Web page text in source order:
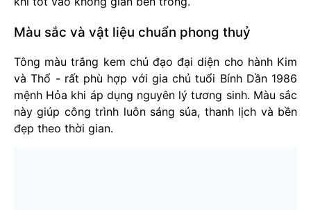
Màu sắc và vật liệu chuẩn phong thuỷ
Tông màu trắng kem chủ đạo đại diện cho hành Kim
và Thổ - rất phù hợp với gia chủ tuổi Bính Dần 1986
mệnh Hỏa khi áp dụng nguyên lý tương sinh. Màu sắc
này giúp công trình luôn sáng sủa, thanh lịch và bền
đẹp theo thời gian.